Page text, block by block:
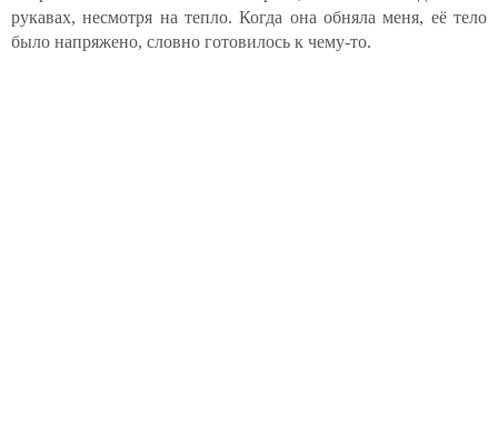
рукавах, несмотря на тепло. Когда она обняла меня, её тело
было напряжено, словно готовилось к чему-то.